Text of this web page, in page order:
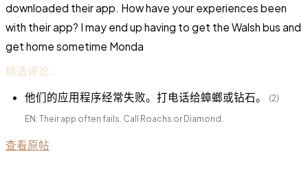
downloaded their app. How have your experiences been
with their app? I may end up having to get the Walsh bus and
get home sometime Monda
精选评论：
他们的应用程序经常失败。打电话给蟑螂或钻石。
(2)
EN: Their app often fails. Call Roachs or Diamond.
查看原帖